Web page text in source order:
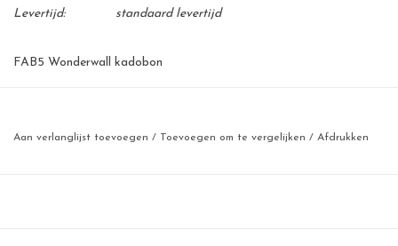
Levertijd:
standaard levertijd
FAB5 Wonderwall kadobon
Aan verlanglijst toevoegen / Toevoegen om te vergelijken / Afdrukken